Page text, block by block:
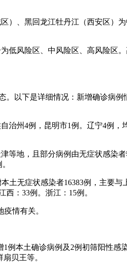
）、黑回龙江牡丹江（西安区）
低风险区、中风险区、高风险区
以下是详细情况：新增确诊病例
州4例，昆明市1例。辽宁4例，
等地，且部分病例由无症状感染
土无症状感染者16383例，主要与
：33例。浙江：15例。
情有关。
例本土确诊病例及2例初筛阳性
贝王等。